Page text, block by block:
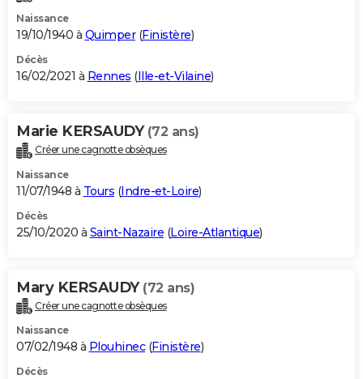
Naissance
19/10/1940 à Quimper(Finistère)
Décès
16/02/2021 à Rennes (Ille-et-Vilaine)
Marie KERSAUDY (72 ans)
Créer une cagnotte obsèques
Naissance
11/07/1948 à Tours (Indre-et-Loire)
Décès
25/10/2020 à Saint-Nazaire (Loire-Atlantique)
Mary KERSAUDY (72 ans)
Créer une cagnotte obsèques
Naissance
07/02/1948 à Plouhinec(Finistère)
Décès